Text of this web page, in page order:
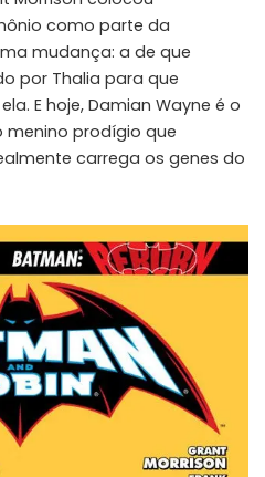
como parte da
mudança: a de que
por Thalia para que
E hoje, Damian Wayne é o
menino prodígio que
carrega os genes do